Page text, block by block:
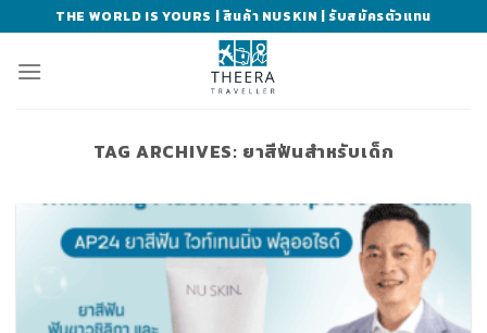
to
content
THE WORLD IS YOURS | สินค้า NUSKIN | รับสมัครตัวแทน
TAG ARCHIVES: ยาสีฟันสำหรับเด็ก